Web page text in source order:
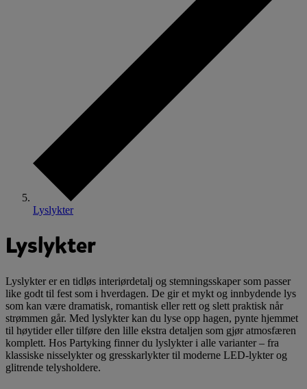
Lyslykter
Lyslykter
Lyslykter er en tidløs interiørdetalj og stemningsskaper som passer
like godt til fest som i hverdagen. De gir et mykt og innbydende lys
som kan være dramatisk, romantisk eller rett og slett praktisk når
strømmen går. Med lyslykter kan du lyse opp hagen, pynte hjemmet
til høytider eller tilføre den lille ekstra detaljen som gjør atmosfæren
komplett. Hos Partyking finner du lyslykter i alle varianter – fra
klassiske nisselykter og gresskarlykter til moderne LED-lykter og
glitrende telysholdere.